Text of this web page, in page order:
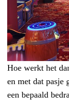
Hoe werkt het
en met dat pasje
een bepaald